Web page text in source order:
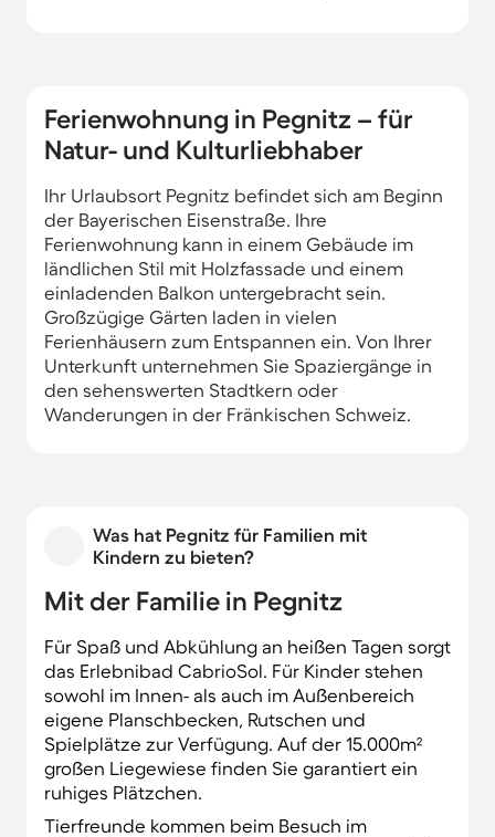
Ferienwohnung in Pegnitz – für
Natur- und Kulturliebhaber
Ihr Urlaubsort Pegnitz befindet sich am Beginn
der Bayerischen Eisenstraße. Ihre
Ferienwohnung kann in einem Gebäude im
ländlichen Stil mit Holzfassade und einem
einladenden Balkon untergebracht sein.
Großzügige Gärten laden in vielen
Ferienhäusern zum Entspannen ein. Von Ihrer
Unterkunft unternehmen Sie Spaziergänge in
den sehenswerten Stadtkern oder
Wanderungen in der Fränkischen Schweiz.
Was hat Pegnitz für Familien mit
Kindern zu bieten?
Mit der Familie in Pegnitz
Für Spaß und Abkühlung an heißen Tagen sorgt
das Erlebnibad CabrioSol. Für Kinder stehen
sowohl im Innen- als auch im Außenbereich
eigene Planschbecken, Rutschen und
Spielplätze zur Verfügung. Auf der 15.000m²
großen Liegewiese finden Sie garantiert ein
ruhiges Plätzchen.
Tierfreunde kommen beim Besuch im